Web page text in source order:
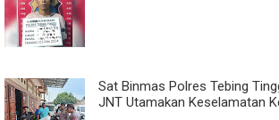
Sat Binmas Polres Tebing
JNT Utamakan Keselamatan